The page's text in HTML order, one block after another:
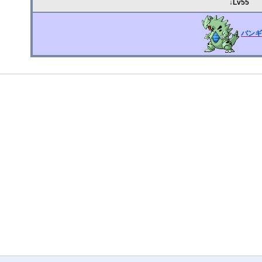
↓Lv55
バン